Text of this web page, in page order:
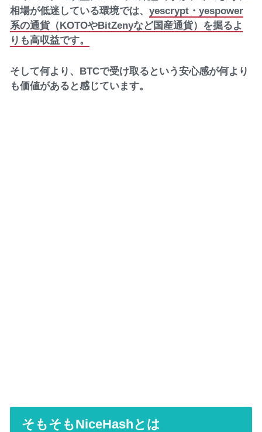
相場が低迷している環境では、yescrypt・yespower
系の通貨（KOTOやBitZenyなど国産通貨）を掘るよ
りも高収益です。
そして何より、BTCで受け取るという安心感が何より
も価値があると感じています。
そもそもNiceHashとは